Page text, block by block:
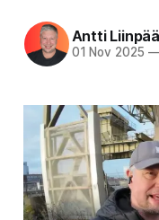
Antti Liinpää
01 Nov 2025